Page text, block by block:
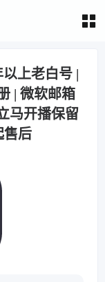
上老白号 |
| 微软邮箱
马开播保留
售后